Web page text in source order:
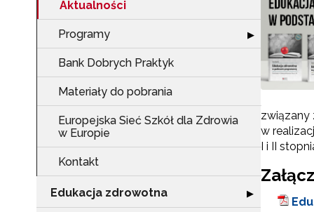
Aktualności
Programy Rozwiń sekcję
▶
Bank Dobrych Praktyk
Materiały do pobrania
Europejska Sieć Szkół dla Zdrowia
w Europie
Kontakt
Edukacja zdrowotna Rozwiń sekcję
▶
związany
w
I i II